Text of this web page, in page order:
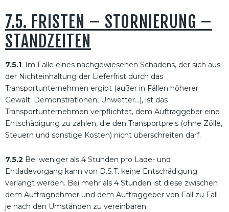
7.5. FRISTEN – STORNIERUNG –
STANDZEITEN
7.5.1. Im Falle eines nachgewiesenen Schadens, der sich aus
der Nichteinhaltung der Lieferfrist durch das
Transportunternehmen ergibt (außer in Fällen höherer
Gewalt: Demonstrationen, Unwetter…), ist das
Transportunternehmen verpflichtet, dem Auftraggeber eine
Entschädigung zu zahlen, die den Transportpreis (ohne Zölle,
Steuern und sonstige Kosten) nicht überschreiten darf.
7.5.2 Bei weniger als 4 Stunden pro Lade- und
Entladevorgang kann von D.S.T. keine Entschädigung
verlangt werden. Bei mehr als 4 Stunden ist diese zwischen
dem Auftragnehmer und dem Auftraggeber von Fall zu Fall
je nach den Umständen zu vereinbaren.